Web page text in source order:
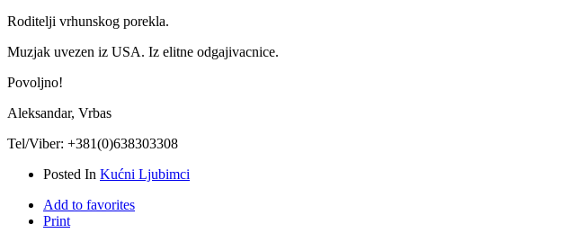
Roditelji vrhunskog porekla.
Muzjak uvezen iz USA. Iz elitne odgajivacnice.
Povoljno!
Aleksandar, Vrbas
Tel/Viber: +381(0)638303308
Posted In Kućni Ljubimci
Add to favorites
Print